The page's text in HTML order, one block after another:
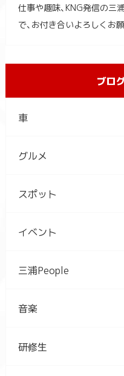
仕事や趣味、KNG発信の三
で、お付き合いよろしくお
ブロ
車
グルメ
スポット
イベント
三浦People
音楽
研修生